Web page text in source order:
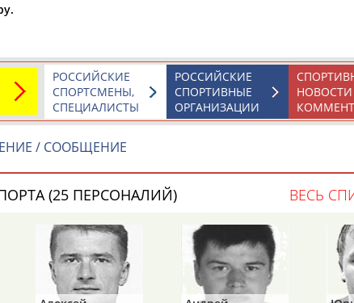
Фестиваль "Звездные дети" в седьмой раз состоится в
РОССИЙСКИЕ
СПОРТИВНЫЕ
ОРГАНИЗАЦИИ
РОССИЙСКИЕ
СПОРТСМЕНЫ,
СПЕЦИАЛИСТЫ
/ СООБЩЕНИЕ
(25 ПЕРСОНАЛИЙ) ВЕСЬ